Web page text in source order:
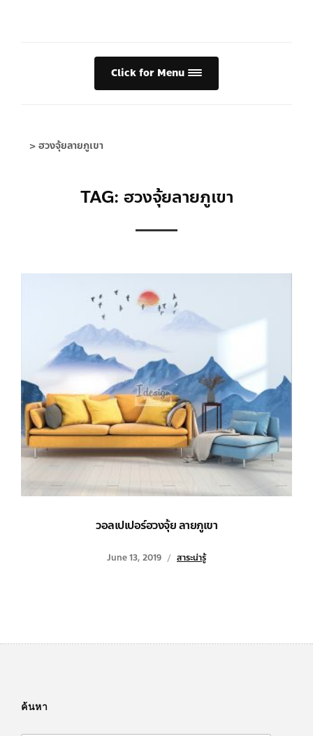
Click for Menu
>ฮวงจุ้ยลายภูเขา
TAG: ฮวงจุ้ยลายภูเขา
วอลเปเปอร์ฮวงจุ้ย ลายภูเขา
June 13, 2019 สาระน่ารู้
ค้นหา